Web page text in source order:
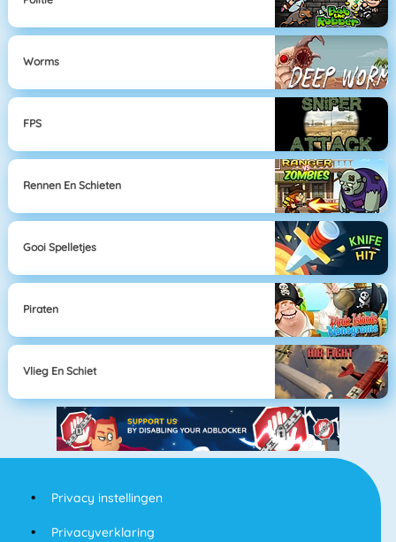
Worms
FPS
Rennen En Schieten
Gooi Spelletjes
Piraten
Vlieg En Schiet
Privacy instellingen
Privacyverklaring